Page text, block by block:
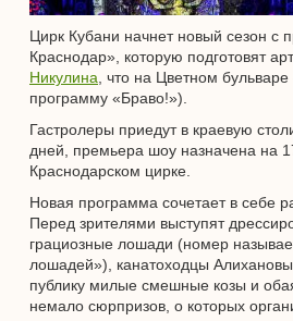
Цирк Кубани начнет новый сезон с
Краснодар», которую подготовят
Никулина , что на Цветном
программу «Браво!»).
Гастролеры приедут в краевую
дней, премьера шоу назначена на
Краснодарском цирке.
Новая программа сочетает в себе
Перед зрителями выступят
грациозные лошади (номер
лошадей»), канатоходцы
публику милые смешные козы и
немало сюрпризов, о которых